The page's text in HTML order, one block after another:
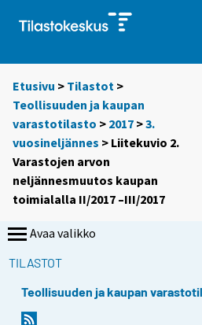
Etusivu > Tilastot >
Teollisuuden ja kaupan
varastotilasto > 2017 >3.
vuosineljännes > Liitekuvio 2.
Varastojen arvon
neljännesmuutos kaupan
toimialalla II/2017 –III/2017
Avaa valikko
TILASTOT
Teollisuuden ja kaupan